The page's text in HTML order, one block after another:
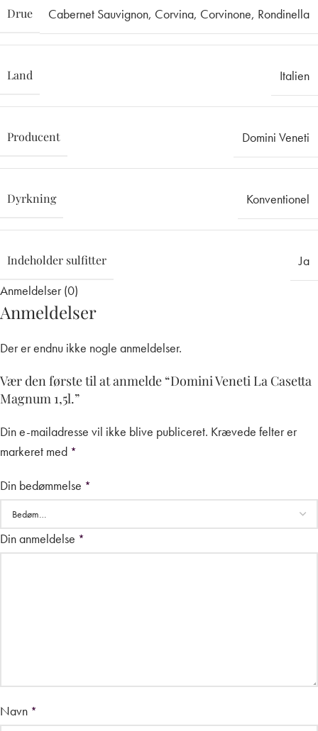
Drue Cabernet Sauvignon, Corvina, Corvinone, Rondinella
Land Italien
Producent Domini Veneti
Dyrkning Konventionel
Indeholder sulfitter
Ja
Anmeldelser (0)
Anmeldelser
Der er endnu ikke nogle anmeldelser.
Vær den første til at anmelde “Domini Veneti La Casetta
Magnum 1,5l.”
Din e-mailadresse vil ikke blive publiceret. Krævede felter er
markeret med *
Din bedømmelse *
Din anmeldelse *
Navn *